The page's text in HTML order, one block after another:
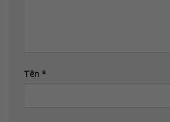
Tên *